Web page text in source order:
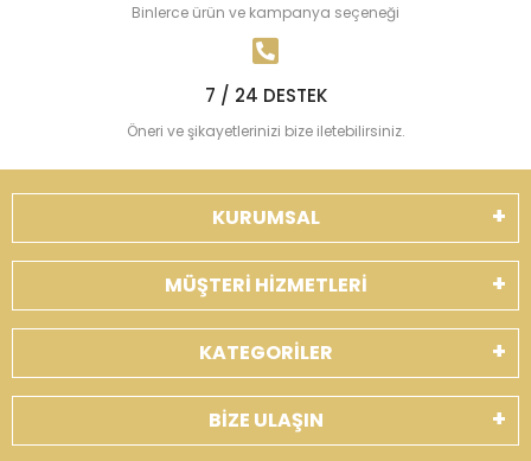
Binlerce ürün ve kampanya seçeneği
7 / 24 DESTEK
Öneri ve şikayetlerinizi bize iletebilirsiniz.
KURUMSAL
MÜŞTERİ HİZMETLERİ
KATEGORİLER
BİZE ULAŞIN